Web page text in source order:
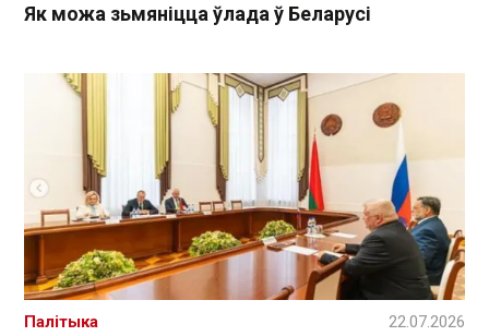
Як можа зьмяніцца ўлада ў Беларусі
Палітыка 22.07.2026